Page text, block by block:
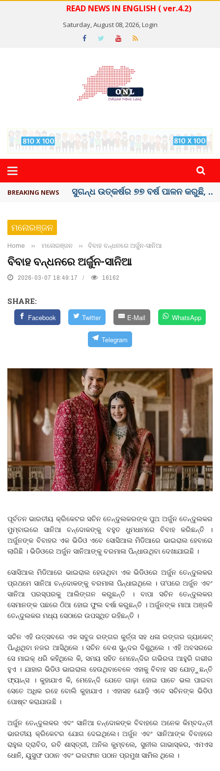
READ NEWS IN ENGLISH ( ver.4.2)
Saturday, August 08, 2026,Login
BREAKING NEWS ୟୁପିଆଇ ଓ ଅନ୍ୟାନ୍ୟ ଡିଜିଟାଲ୍ ନେଣଦେଣ ...
ମନୋରଞ୍ଜନ
Home ›› ମନୋରଞ୍ଜନ ›› ବିବାହ ବନ୍ଧନରେ ଅର୍ଜୁନ-ସାନିଆ
ବିବାହ ବନ୍ଧନରେ ଅର୍ଜୁନ-ସାନିଆ
2026-03-07 18:49:17 16162
SHARE:
Facebook Twitter E-Mail WhatsApp
Telegram
ପୂର୍ବତନ ଭାରତୀୟ କ୍ରିକେଟର ସଚିନ ତେନ୍ଦୁଲକରଙ୍କ ପୁଅ ଅର୍ଜୁନ ତେନ୍ଦୁଲକର
ମୁମ୍ବାଇରେ ସାନିଆ ଚନ୍ଦୋକଙ୍କୁ ବହୁତ ଧୁମଧାମରେ ବିବାହ କରିଛନ୍ତି ।
ଅର୍ଜୁନଙ୍କ ବିବାହର ଏକ ଭିଡିଓ ଏବେ ସୋସିଆଲ ମିଡିଆରେ ଭାଇରାଲ ହେବାରେ
ଲାଗିଛି । ଭିଡିଓରେ ଅର୍ଜୁନ ସାନିଆଙ୍କୁ ବରମାଳା ପିନ୍ଧାଉଥିବା ଦେଖାଯାଇଛି ।
ସୋସିଆଲ ମିଡିଆରେ ଭାଇରାଲ ହେଉଥିବା ଏକ ଭିଡିଓରେ ଅର୍ଜୁନ ତେନ୍ଦୁଲକର
ପ୍ରଥମେ ସାନିଆ ଚନ୍ଦୋକଙ୍କୁ ବରମାଳା ପିନ୍ଧାଇଥିଲେ । ତା’ପରେ ଅର୍ଜୁନ ଏବଂ
ସାନିଆ ପରସ୍ପରକୁ ଆଲିଙ୍ଗନ କରୁଛନ୍ତି । ବାପା ସଚିନ ତେନ୍ଦୁଲକର
ସେମାନଙ୍କ ପଛରେ ଠିଆ ହୋଇ ଫୁଲ ବର୍ଷା କରୁଛନ୍ତି । ଅର୍ଜୁନଙ୍କ ମାଆ ଅଞ୍ଜଳି
ତେନ୍ଦୁଲକର ମଧ୍ୟ ସେଠାରେ ଉପସ୍ଥିତ ରହିଛନ୍ତି ।
ସଚିନ ଏହି ଉତ୍ସବରେ ଏକ ସବୁଜ ରଙ୍ଗର କୁର୍ତ୍ତା ସହ ଧଳା ରଙ୍ଗର ଜ୍ୟାକେଟ୍
ପିନ୍ଧିଥିବା ନଜର ଆସିଥିଲେ । ସଚିନ ବେଶ ସୁନ୍ଦର ଦିଶୁଥିଲେ । ଏହି ଅବସରରେ
ସେ ମାଇକ୍ ଧରି କହିଥିଲେ କି, ସମୟ ସହିତ ମେହେନ୍ଦିର ଗଭିରତା ଆହୁରି ଗଭୀର
ହୁଏ । ଯାହାର ଭିଡିଓ ଭାଇରାଲ ହେଉଥିବାବେଳେ ଏହାକୁ ବିବାହ ସହ ଯୋଡ଼ୁଛନ୍ତି
ଫ୍ୟାନ୍ସ । କୁହାଯାଏ କି, ମେହେନ୍ଦି ଯେତେ ଗାଢ଼ା ହୋଇ ପାଚେ ଭଲ ପାଇବା
ସେତେ ଅଧିକ ରହେ ବୋଲି କୁହାଯାଏ । ଏହାସହ ଯୋଡ଼ି ଏବେ ସଚିନଙ୍କ ଭିଡିଓ
ପୋଷ୍ଟ କରାଯାଉଛି ।
ଅର୍ଜୁନ ତେନ୍ଦୁଲକର ଏବଂ ସାନିଆ ଚନ୍ଦୋକଙ୍କ ବିବାହରେ ଅନେକ କିମ୍ବଦନ୍ତୀ
ଭାରତୀୟ କ୍ରିକେଟର ଯୋଗ ଦେଇଥିଲେ। ଅର୍ଜୁନ ଏବଂ ସାନିଆଙ୍କ ବିବାହରେ
ରାହୁଲ ଦ୍ରାବିଡ, ରବି ଶାସ୍ତ୍ରୀ, ଅନିଲ କୁମ୍ବଲେ, ସୁନୀଲ ଗାଭାସ୍କର, ଏମଏସ
ଧୋନି, ୟୁସୁଫ ପଠାନ ଏବଂ ଇରଫାନ ପଠାନ ପ୍ରମୁଖ ସାମିଲ ଥିଲେ ।